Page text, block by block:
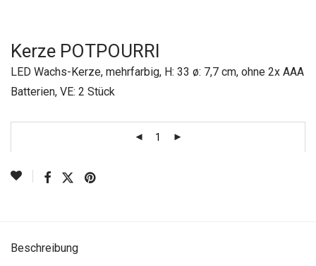
Kerze POTPOURRI
LED Wachs-Kerze, mehrfarbig, H: 33 ø: 7,7 cm, ohne 2x AAA
Batterien, VE: 2 Stück
Beschreibung